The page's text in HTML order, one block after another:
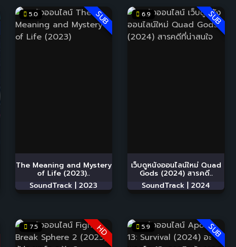
SUB
5.0
The Meaning and Mystery
of Life (2023)..
SoundTrack | 2023
SUB
6.9
เว็บดูหนังออนไลน์ใหม่ Quad
Gods (2024) สารคดี..
SoundTrack | 2024
HD
7.5 SUB
5.9